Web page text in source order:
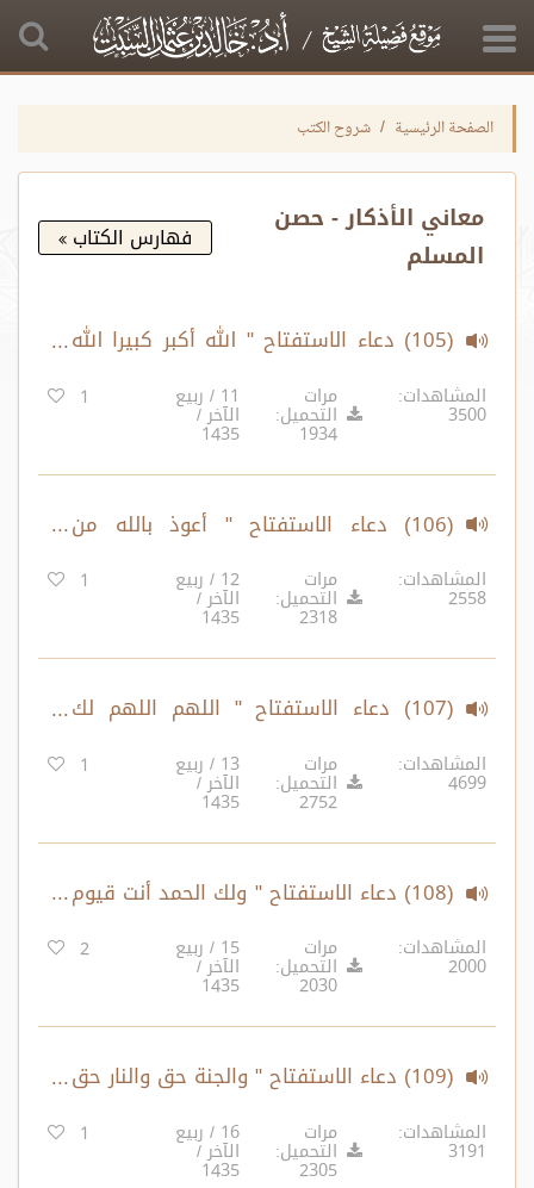
الصفحة الرئيسية شروح الكتب
معاني الأذكار - حصن
المسلم
فهارس الكتاب
(105) دعاء الاستفتاح " الله أكبر كبيرا الله
أكبر كبيرا الله أكبر كبيرا والحمدلله كثيرا... "
المشاهدات:
3500
مرات
التحميل:
1934
11 / ربيع
الآخر /
1435
1
(106) دعاء الاستفتاح " أعوذ بالله من
الشيطان من همزه ونفخه ونفثه"
المشاهدات:
2558
مرات
التحميل:
2318
12 / ربيع
الآخر /
1435
1
(107) دعاء الاستفتاح " اللهم اللهم لك
الحمد أنت نور السموات والأرض ومن فيهن "
المشاهدات:
4699
مرات
التحميل:
2752
13 / ربيع
الآخر /
1435
1
(108) دعاء الاستفتاح " ولك الحمد أنت قيوم
السموات والأرض ومن فيهن... "
المشاهدات:
2000
مرات
التحميل:
2030
15 / ربيع
الآخر /
1435
2
(109) دعاء الاستفتاح " والجنة حق والنار حق
والنبيون حق... "
المشاهدات:
3191
مرات
التحميل:
2305
16 / ربيع
الآخر /
1435
1